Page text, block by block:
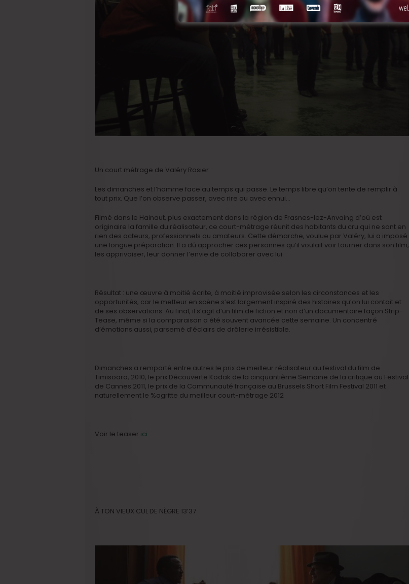
Un court métrage de Valéry Rosier
Les dimanches et l’homme face au temps qui passe. Le temps libre qu’on tente de remplir à
tout prix. Que l’on observe passer, avec rire ou avec ennui…
Filmé dans le Hainaut, plus exactement dans la région de Frasnes-lez-Anvaing d’où est
originaire la famille du réalisateur, ce court-métrage réunit des habitants du cru qui ne sont en
rien des acteurs, professionnels ou amateurs. Cette démarche, voulue par Valéry, lui a imposé
une longue préparation. Il a dû approcher ces personnes qu’il voulait voir tourner dans son film,
les apprivoiser, leur donner l’envie de collaborer avec lui.
Résultat : une œuvre à moitié écrite, à moitié improvisée selon les circonstances et les
opportunités, car le metteur en scène s’est largement inspiré des histoires qu’on lui contait et
de ses observations. Au final, il s’agit d’un film de fiction et non d’un documentaire façon Strip-
Tease, même si la comparaison a été souvent avancée cette semaine. Un concentré
d’émotions aussi, parsemé d’éclairs de drôlerie irrésistible.
Dimanches a remporté entre autres le prix de meilleur réalisateur au festival du film de
Timisoara, 2010, le prix Découverte Kodak de la cinquantième Semaine de la critique au Festival
de Cannes 2011, le prix de la Communauté française au Brussels Short Film Festival 2011 et
naturellement le %agritte du meilleur court-métrage 2012
Voir le teaser ici
À TON VIEUX CUL DE NÈGRE 13’37